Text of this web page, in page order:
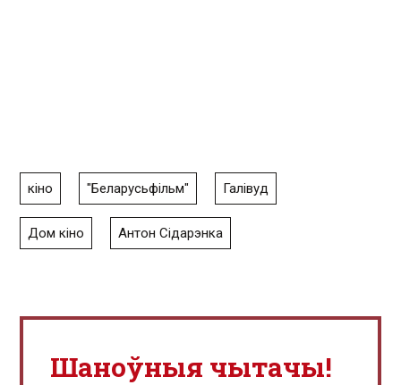
кіно "Беларусьфільм" Галівуд
Дом кіно Антон Сідарэнка
Шаноўныя чытачы!